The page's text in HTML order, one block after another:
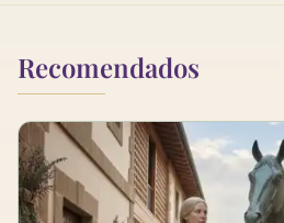
Recomendados